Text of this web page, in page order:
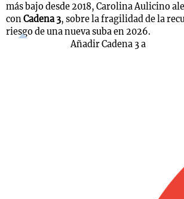
más bajo desde 2018, Carolina Aulicino
conCadena 3, sobre la fragilidad de la
riesgo de una nueva suba en 2026.
Añadir Cadena 3 a